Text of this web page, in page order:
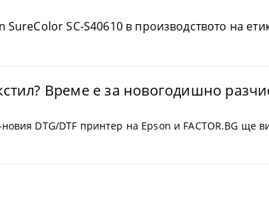
SC-S40610 в производството на
Време е за новогодишно
новия DTG/DTF принтер на Epson и FACTOR.BG